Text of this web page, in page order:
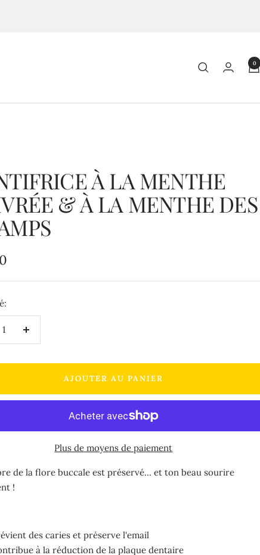
0
À LA MENTHE
& À LA MENTHE DES
Augmenter
quantité
AJOUTER AU PANIER
Plus de moyens de paiement
de la flore buccale est préservé… et ton beau sourire
!
des caries et préserve l'email
à la réduction de la plaque dentaire